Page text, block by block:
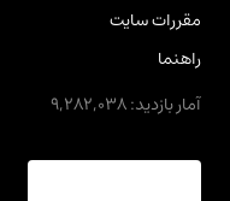
مقررات سایت
راهنما
آمار بازدید: 9,282,038